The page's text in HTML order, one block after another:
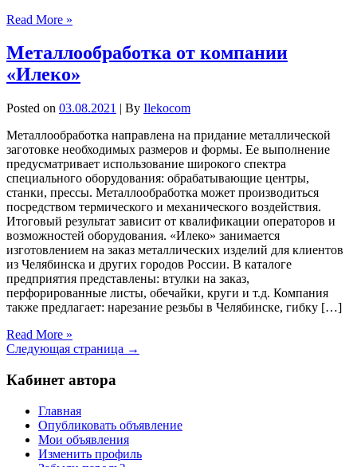
Read More »
Металлообработка от компании
«Илеко»
Posted on 03.08.2021 | By Ilekocom
Металлообработка направлена на придание металлической
заготовке необходимых размеров и формы. Ее выполнение
предусматривает использование широкого спектра
специального оборудования: обрабатывающие центры,
станки, прессы. Металлообработка может производиться
посредством термического и механического воздействия.
Итоговый результат зависит от квалификации операторов и
возможностей оборудования. «Илеко» занимается
изготовлением на заказ металлических изделий для клиентов
из Челябинска и других городов России. В каталоге
предприятия представлены: втулки на заказ,
перфорированные листы, обечайки, круги и т.д. Компания
также предлагает: нарезание резьбы в Челябинске, гибку […]
Read More »
Следующая страница →
Кабинет автора
Главная
Опубликовать объявление
Мои объявления
Изменить профиль